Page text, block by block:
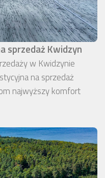
sprzedaż Kwidzyn
w Kwidzynie
na sprzedaż
najwyższy komfort